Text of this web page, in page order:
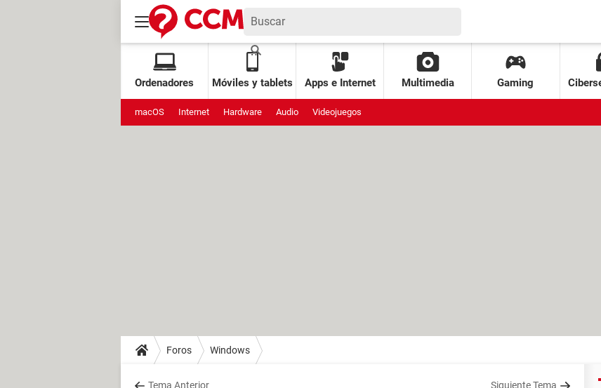
Ordenadores Móviles y tablets Apps e Internet Multimedia Gaming
macOS Internet Hardware Audio Videojuegos
Foros Windows
Tema Anterior Siguiente Tema